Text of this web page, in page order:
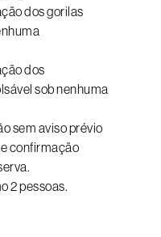
dos gorilas
dos
sob nenhuma
sem aviso prévio
confirmação
2 pessoas.